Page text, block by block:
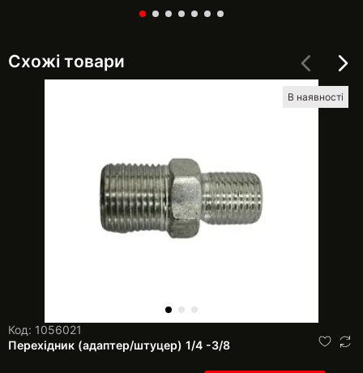
Схожі товари
В наявності
Код: 1056021
Перехідник (адаптер/штуцер) 1/4 -3/8